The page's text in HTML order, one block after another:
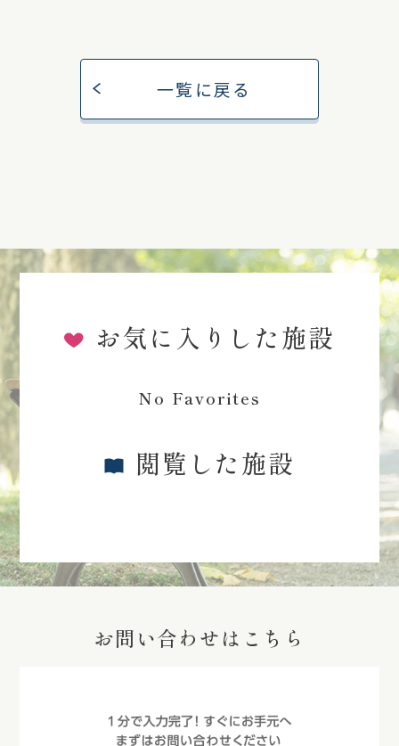
一覧に戻る
お気に入りした施設
No Favorites
閲覧した施設
お問い合わせはこちら